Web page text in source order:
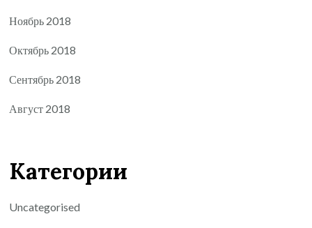
Ноябрь 2018
Октябрь 2018
Сентябрь 2018
Август 2018
Категории
Uncategorised